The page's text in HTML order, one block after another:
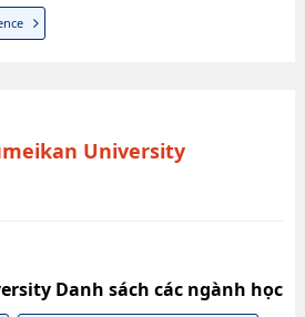
University
Danh sách các ngành học